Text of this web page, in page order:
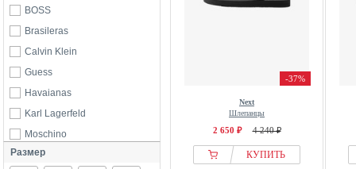
BOSS
Brasileras
Calvin Klein
Guess
Havaianas
Karl Lagerfeld
Moschino
Next
Размер
-37%
Next
Шлепанцы
2 650 ₽ 4 240 ₽
КУПИТЬ